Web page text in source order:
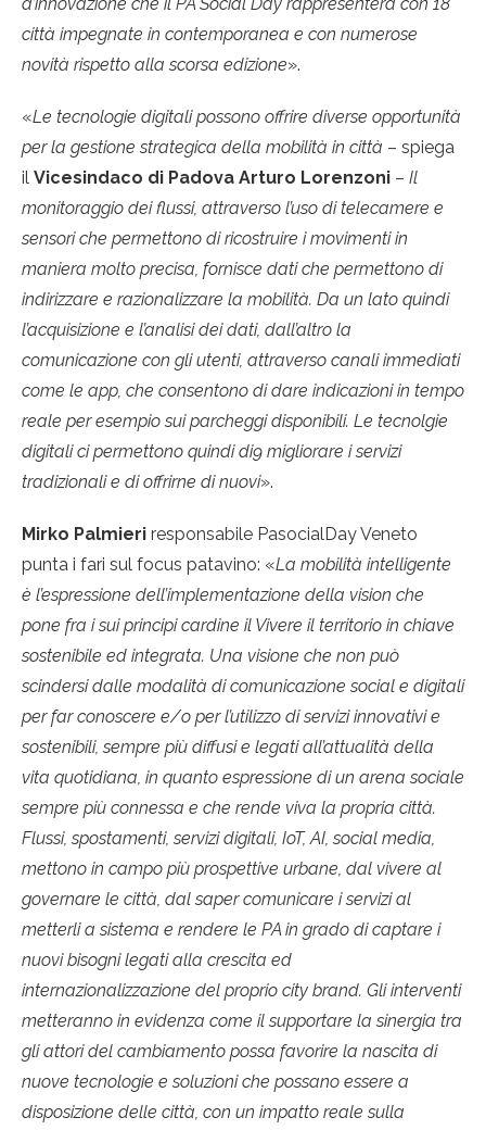
città impegnate in contemporanea e con numerose
novità rispetto alla scorsa edizione».
«Le tecnologie digitali possono offrire diverse opportunità
per la gestione strategica della mobilità in città – spiega
il Vicesindaco di Padova Arturo Lorenzoni – Il
monitoraggio dei flussi, attraverso l’uso di telecamere e
sensori che permettono di ricostruire i movimenti in
maniera molto precisa, fornisce dati che permettono di
indirizzare e razionalizzare la mobilità. Da un lato quindi
l’acquisizione e l’analisi dei dati, dall’altro la
comunicazione con gli utenti, attraverso canali immediati
come le app, che consentono di dare indicazioni in tempo
reale per esempio sui parcheggi disponibili. Le tecnolgie
digitali ci permettono quindi di9 migliorare i servizi
tradizionali e di offrirne di nuovi».
Mirko Palmieri responsabile PasocialDay Veneto
punta i fari sul focus patavino: «La mobilità intelligente
è l’espressione dell’implementazione della vision che
pone fra i sui principi cardine il Vivere il territorio in chiave
sostenibile ed integrata. Una visione che non può
scindersi dalle modalità di comunicazione social e digitali
per far conoscere e/o per l’utilizzo di servizi innovativi e
sostenibili, sempre più diffusi e legati all’attualità della
vita quotidiana, in quanto espressione di un arena sociale
sempre più connessa e che rende viva la propria città.
Flussi, spostamenti, servizi digitali, IoT, AI, social media,
mettono in campo più prospettive urbane, dal vivere al
governare le città, dal saper comunicare i servizi al
metterli a sistema e rendere le PA in grado di captare i
nuovi bisogni legati alla crescita ed
internazionalizzazione del proprio city brand. Gli interventi
metteranno in evidenza come il supportare la sinergia tra
gli attori del cambiamento possa favorire la nascita di
nuove tecnologie e soluzioni che possano essere a
disposizione delle città, con un impatto reale sulla